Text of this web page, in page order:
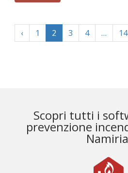
‹ 1 2 3 4 … 14
Scopri tutti i
prevenzione